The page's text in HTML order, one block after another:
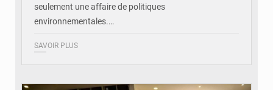
seulement une affaire de politiques
environnementales.…
SAVOIR PLUS